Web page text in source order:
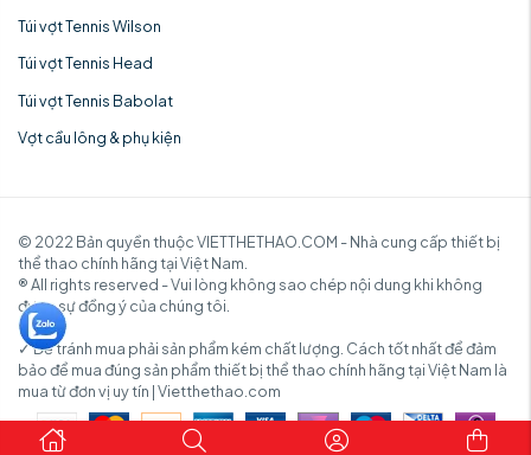
Túi vợt Tennis Wilson
Túi vợt Tennis Head
Túi vợt Tennis Babolat
Vợt cầu lông & phụ kiện
© 2022 Bản quyền thuộc VIETTHETHAO.COM - Nhà cung cấp thiết bị
thể thao chính hãng tại Việt Nam.
® All rights reserved - Vui lòng không sao chép nội dung khi không
được sự đồng ý của chúng tôi.
✓ Để tránh mua phải sản phẩm kém chất lượng. Cách tốt nhất để đảm
bảo để mua đúng sản phẩm thiết bị thể thao chính hãng tại Việt Nam là
mua từ đơn vị uy tín | Vietthethao.com